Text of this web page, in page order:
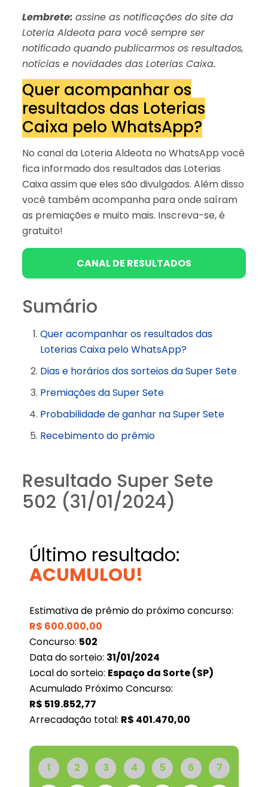
Lembrete: assine as notificações do site da
Loteria Aldeota para você sempre ser
notificado quando publicarmos os resultados,
notícias e novidades das Loterias Caixa.
Quer acompanhar os
resultados das Loterias
Caixa pelo WhatsApp?
No canal da Loteria Aldeota no WhatsApp você
fica informado dos resultados das Loterias
Caixa assim que eles são divulgados. Além disso
você também acompanha para onde saíram
as premiações e muito mais. Inscreva-se, é
gratuito!
CANAL DE RESULTADOS
Sumário
Quer acompanhar os resultados das
Loterias Caixa pelo WhatsApp?
Dias e horários dos sorteios da Super Sete
Premiações da Super Sete
Probabilidade de ganhar na Super Sete
Recebimento do prêmio
Resultado Super Sete
502 (31/01/2024)
Último resultado:
ACUMULOU!
Estimativa de prêmio do próximo concurso:
R$ 600.000,00
Concurso: 502
Data do sorteio: 31/01/2024
Local do sorteio: Espaço da Sorte (SP)
Acumulado Próximo Concurso:
R$ 519.852,77
Arrecadação total: R$ 401.470,00
1 2 3 4 5 6
7